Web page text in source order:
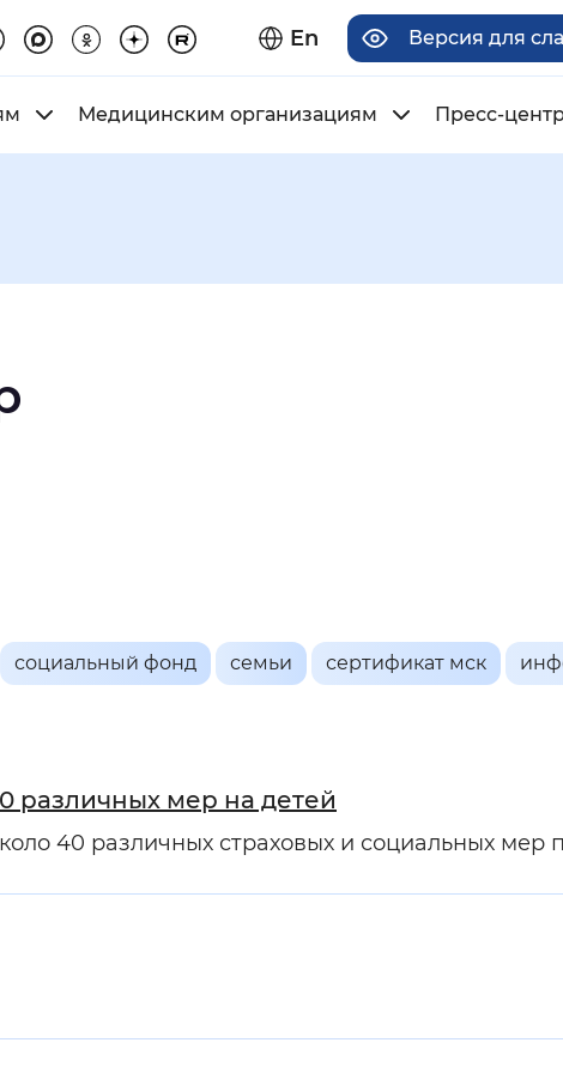
En Версия для
Медицинским организациям Пресс-
отображения
Инверсивный монохромный
Остановить Повторить
социальный фонд семьи сертификат мск
различных мер на детей
40 различных страховых и социальных мер